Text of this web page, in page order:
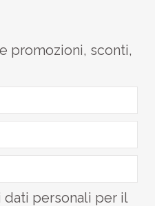
promozioni, sconti,
personali per il